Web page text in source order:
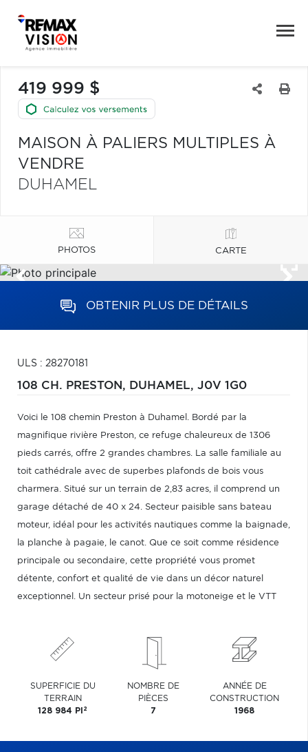
419 999 $
MAISON À PALIERS MULTIPLES À
VENDRE
DUHAMEL
PHOTOS CARTE
OBTENIR PLUS DE DÉTAILS
ULS : 28270181
108 CH. PRESTON, DUHAMEL, J0V 1G0
Voici le 108 chemin Preston à Duhamel. Bordé par la
magnifique rivière Preston, ce refuge chaleureux de 1306
pieds carrés, offre 2 grandes chambres. La salle familiale au
toit cathédrale avec de superbes plafonds de bois vous
charmera. Situé sur un terrain de 2,83 acres, il comprend un
garage détaché de 40 x 24. Secteur paisible sans bateau
moteur, idéal pour les activités nautiques comme la baignade,
la planche à pagaie, le canot. Que ce soit comme résidence
principale ou secondaire, cette propriété vous promet
détente, confort et qualité de vie dans un décor naturel
exceptionnel. Un secteur prisé pour la motoneige et le VTT
SUPERFICIE DU
TERRAIN
128 984 PI 2
NOMBRE DE
PIÈCES
7
ANNÉE DE
CONSTRUCTION
1968